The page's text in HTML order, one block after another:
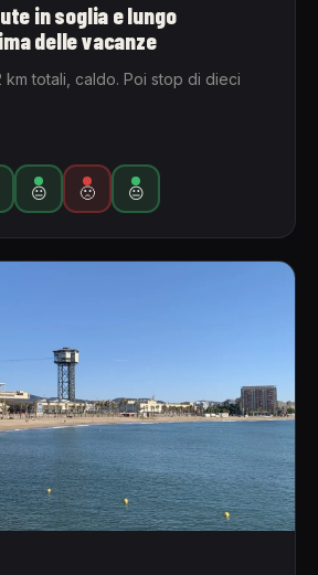
in soglia e lungo
delle vacanze
km totali, caldo. Poi stop di dieci
😐 🙁 😐